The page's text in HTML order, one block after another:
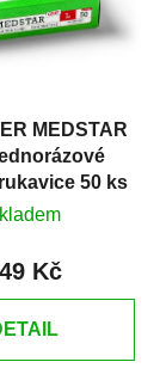
MEDSTAR
50 ks
Kč